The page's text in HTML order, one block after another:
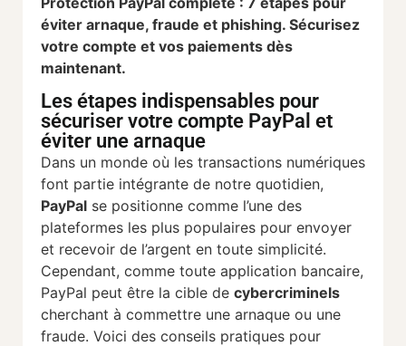
éviter arnaque, fraude et phishing. Sécurisez
votre compte et vos paiements dès
maintenant.
Les étapes indispensables pour
sécuriser votre compte PayPal et
éviter une arnaque
Dans un monde où les transactions numériques
font partie intégrante de notre quotidien,
PayPal se positionne comme l’une des
plateformes les plus populaires pour envoyer
et recevoir de l’argent en toute simplicité.
Cependant, comme toute application bancaire,
PayPal peut être la cible de cybercriminels
cherchant à commettre une arnaque ou une
fraude. Voici des conseils pratiques pour